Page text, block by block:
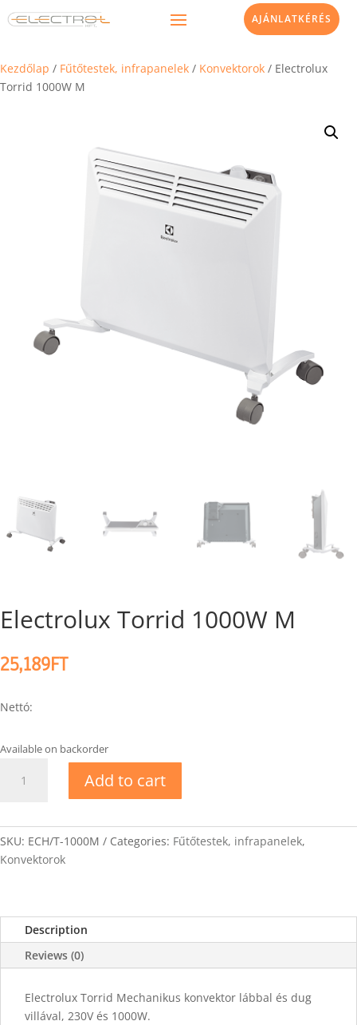
AJÁNLATKÉRÉS
Kezdőlap / Fűtőtestek, infrapanelek / Konvektorok / Electrolux
Torrid 1000W M
Electrolux Torrid 1000W M
25,189FT
Nettó:
Available on backorder
Torrid
quantity
Add to cart
SKU: ECH/T-1000M Categories: Fűtőtestek, infrapanelek,
Konvektorok
Description
Reviews (0)
Electrolux Torrid Mechanikus konvektor lábbal és dug
villával, 230V és 1000W.